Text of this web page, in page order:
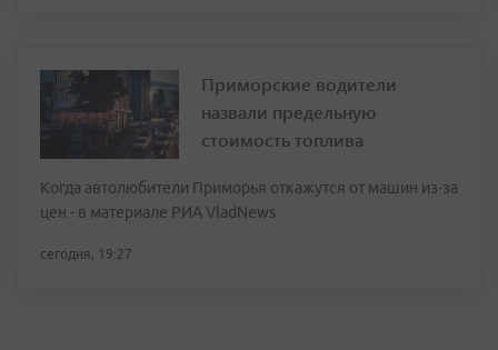
Приморские водители
назвали предельную
стоимость топлива
Когда автолюбители Приморья откажутся от машин из-за
цен - в материале РИА VladNews
сегодня, 19:27